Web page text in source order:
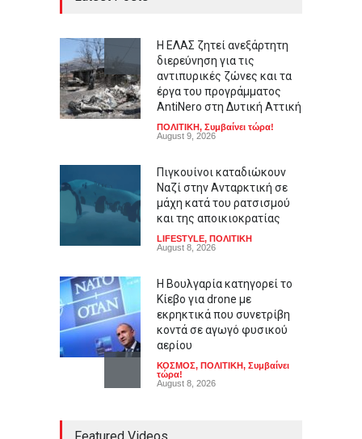
Η ΕΛΑΣ ζητεί ανεξάρτητη
διερεύνηση για τις
αντιπυρικές ζώνες και τα
έργα του προγράμματος
AntiNero στη Δυτική Αττική
ΠΟΛΙΤΙΚΗ, Συμβαίνει τώρα!
August 9, 2026
Πιγκουίνοι καταδιώκουν
Ναζί στην Ανταρκτική σε
μάχη κατά του ρατσισμού
και της αποικιοκρατίας
LIFESTYLE, ΠΟΛΙΤΙΚΗ
August 8, 2026
Η Βουλγαρία κατηγορεί το
Κίεβο για drone με
εκρηκτικά που συνετρίβη
κοντά σε αγωγό φυσικού
αερίου
ΚΟΣΜΟΣ, ΠΟΛΙΤΙΚΗ, Συμβαίνει
τώρα!
August 8, 2026
περιοχές: Πάνω από 39